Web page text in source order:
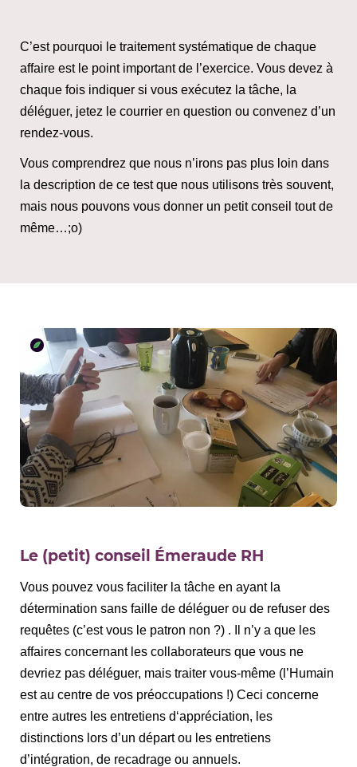
C’est pourquoi le traitement systématique de chaque
affaire est le point important de l’exercice. Vous devez à
chaque fois indiquer si vous exécutez la tâche, la
déléguer, jetez le courrier en question ou convenez d’un
rendez-vous.
Vous comprendrez que nous n’irons pas plus loin dans
la description de ce test que nous utilisons très souvent,
mais nous pouvons vous donner un petit conseil tout de
même…;o)
Le (petit) conseil Émeraude RH
Vous pouvez vous faciliter la tâche en ayant la
détermination sans faille de déléguer ou de refuser des
requêtes (c’est vous le patron non ?) . Il n’y a que les
affaires concernant les collaborateurs que vous ne
devriez pas déléguer, mais traiter vous-même (l’Humain
est au centre de vos préoccupations !) Ceci concerne
entre autres les entretiens d‘appréciation, les
distinctions lors d’un départ ou les entretiens
d’intégration, de recadrage ou annuels.